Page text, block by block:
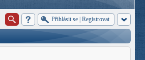
Přihlásit se Registrovat